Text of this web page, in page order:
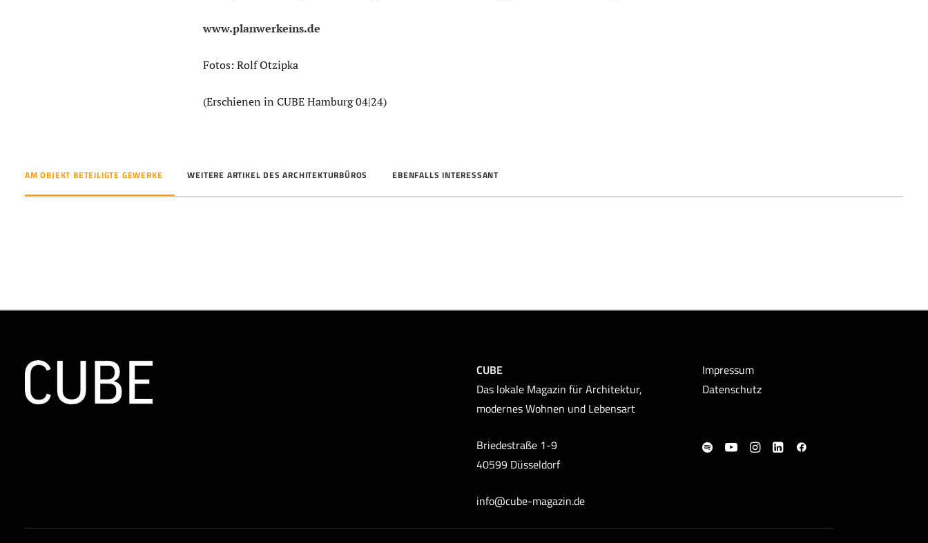
www.planwerkeins.de
Fotos: Rolf Otzipka
(Erschienen in CUBE Hamburg 04|24)
AM OBJEKT BETEILIGTE GEWERKE WEITERE ARTIKEL DES ARCHITEKTURBÜROS EBENFALLS INTERESSANT
CUBE
Das lokale Magazin für Architektur,
modernes Wohnen und Lebensart
Briedestraße 1-9
40599 Düsseldorf
info@cube-magazin.de
Impressum
Datenschutz